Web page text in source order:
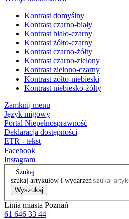
Kontrast domyślny
Kontrast czarno-biały
Kontrast biało-czarny
Kontrast żółto-czarny
Kontrast czarno-żółty
Kontrast czarno-zielony
Kontrast zielono-czarny
Kontrast żółto-niebieski
Kontrast niebiesko-żółty
Zamknij menu
Język migowy
Portal Niepełnosprawność
Deklaracja dostępności
ETR - tekst
Facebook
Instagram
Szukaj
szukaj artykułów i wydarzeń
Wyszukaj
Linia miasta Poznań
61 646 33 44